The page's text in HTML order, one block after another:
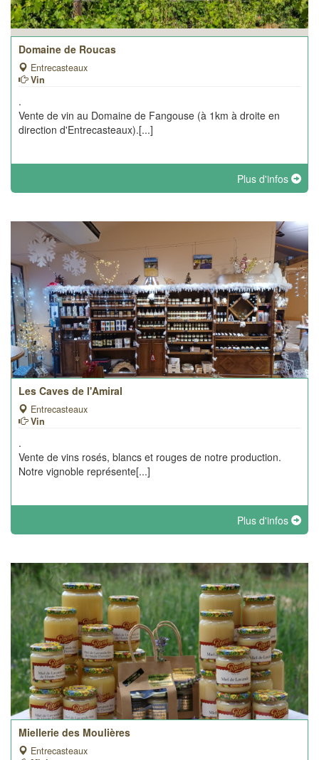
Domaine de Roucas
Entrecasteaux
Vin
.
Vente de vin au Domaine de Fangouse (à 1km à droite en
direction d'Entrecasteaux).[...]
Plus d'infos
Les Caves de l'Amiral
Entrecasteaux
Vin
.
Vente de vins rosés, blancs et rouges de notre production.
Notre vignoble représente[...]
Plus d'infos
Miellerie des Moulières
Entrecasteaux